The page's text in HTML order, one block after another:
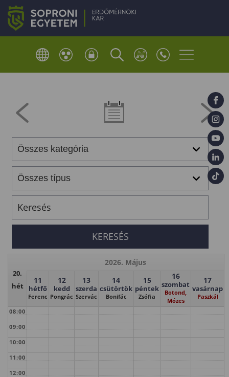
20.
hét
2026. Május
11
hétfő
Ferenc
12
kedd
Pongrác
13
szerda
Szervác
14
csütörtök
Bonifác
15
péntek
Zsófia
16
szombat
Botond,
Mózes
17
vasárnap
Paszkál
08:00
09:00
10:00
11:00
12:00